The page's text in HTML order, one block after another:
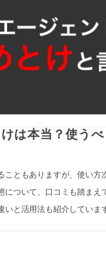
は本当？使う
ともありますが、使い方
ついて、口コミも踏まえ
と活用法も紹介していま